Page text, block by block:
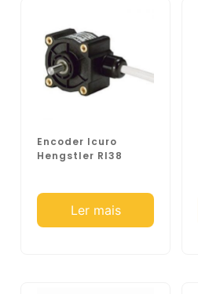
Encoder Icuro
Hengstler RI38
Ler mais